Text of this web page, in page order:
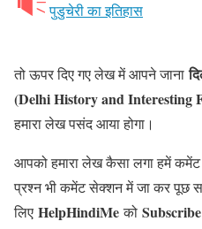
पुडुचेरी का इतिहास
तो ऊपर दिए गए लेख में आपने जाना
(Delhi History and Interesting
हमारा लेख पसंद आया होगा।
आपको हमारा लेख कैसा लगा हमें
प्रश्न भी कमेंट सेक्शन में जा कर
लिए HelpHindiMeको Subscribe